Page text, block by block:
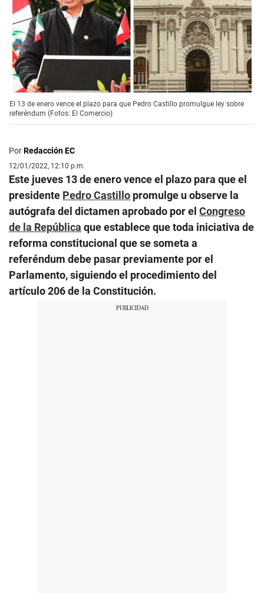
El 13 de enero vence el plazo para que Pedro Castillo promulgue ley sobre
referéndum (Fotos: El Comercio)
PorRedacción EC
12/01/2022, 12:10 p.m.
Este jueves 13 de enero vence el plazo para que el
presidente Pedro Castillo promulge u observe la
autógrafa del dictamen aprobado por el Congreso
de la República que establece que toda iniciativa de
reforma constitucional que se someta a
referéndum debe pasar previamente por el
Parlamento, siguiendo el procedimiento del
artículo 206 de la Constitución.